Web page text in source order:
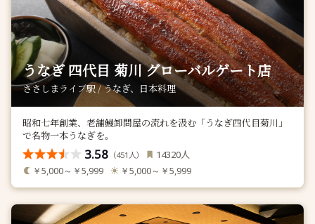
うなぎ 四代目 菊川 グローバルゲート店
ささしまライブ駅 / うなぎ、日本料理
昭和七年創業、老舗鰻卸問屋の流れを汲む「うなぎ四代目菊川」
で名物一本うなぎを。
3.58 （451 人） 14320人
￥5,000～￥5,999 ￥5,000～￥5,999